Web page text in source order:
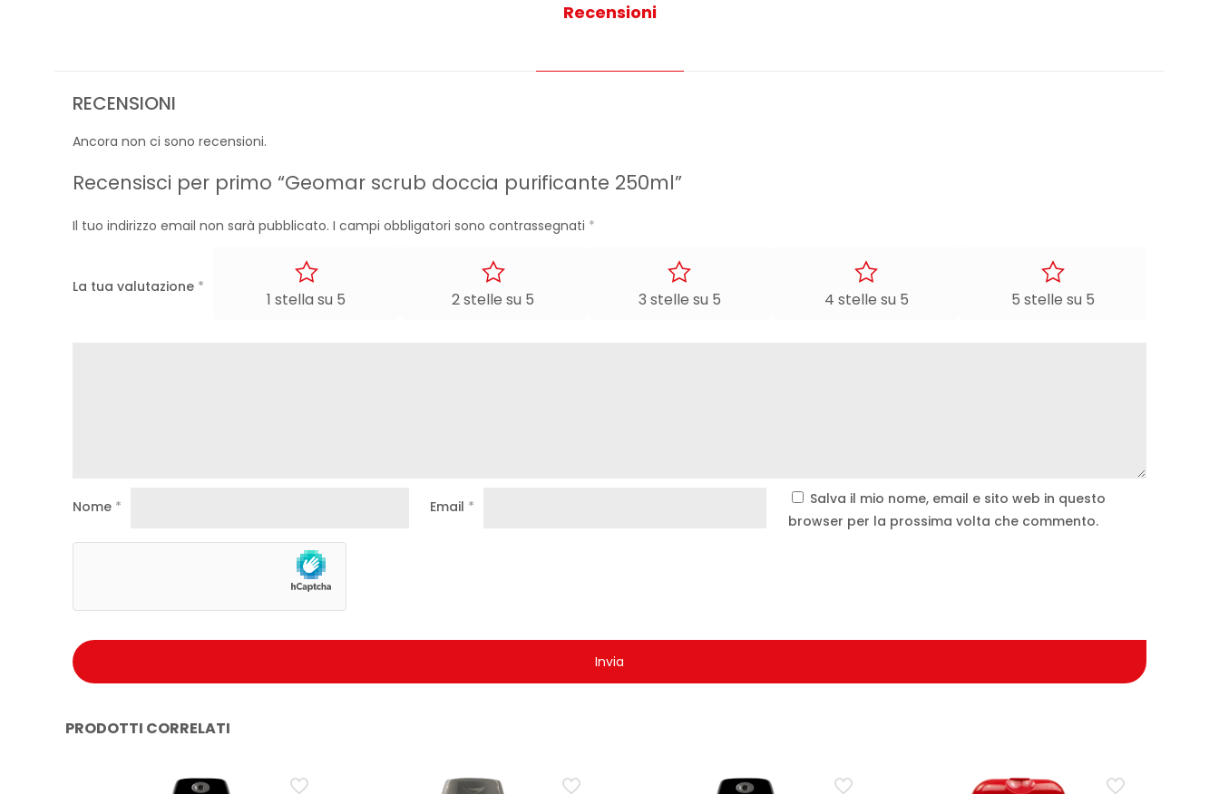
Recensioni
RECENSIONI
Ancora non ci sono recensioni.
Recensisci per primo “Geomar scrub doccia purificante 250ml”
Il tuo indirizzo email non sarà pubblicato. I campi obbligatori sono contrassegnati *
La tua valutazione *
1 stella su 5 2 stelle su 5 3 stelle su 5 4 stelle su 5 5 stelle su 5
Nome * Email *
Salva il mio nome, email e sito web in questo
browser per la prossima volta che commento.
PRODOTTI CORRELATI